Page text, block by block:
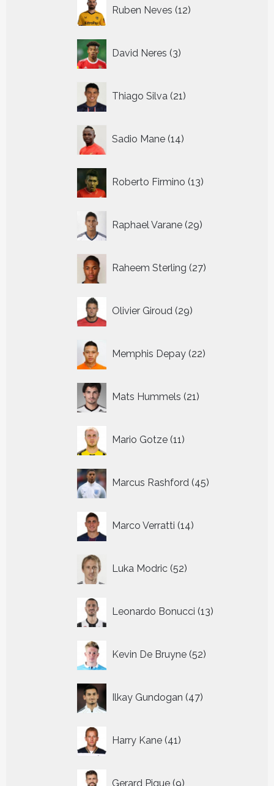
Ruben Neves 12
producten
David Neres 3
producten
Thiago Silva 21
producten
Sadio Mane 14
producten
Roberto Firmino 13
producten
Raphael Varane 29
producten
Raheem Sterling 27
producten
Olivier Giroud 29
producten
Memphis Depay 22
producten
Mats Hummels 21
producten
Mario Gotze 11
producten
Marcus Rashford 45
producten
Marco Verratti 14
producten
Luka Modric 52
producten
Leonardo Bonucci 13
producten
Kevin De Bruyne 52
producten
Ilkay Gundogan 47
producten
Harry Kane 41
producten
Gerard Pique 9